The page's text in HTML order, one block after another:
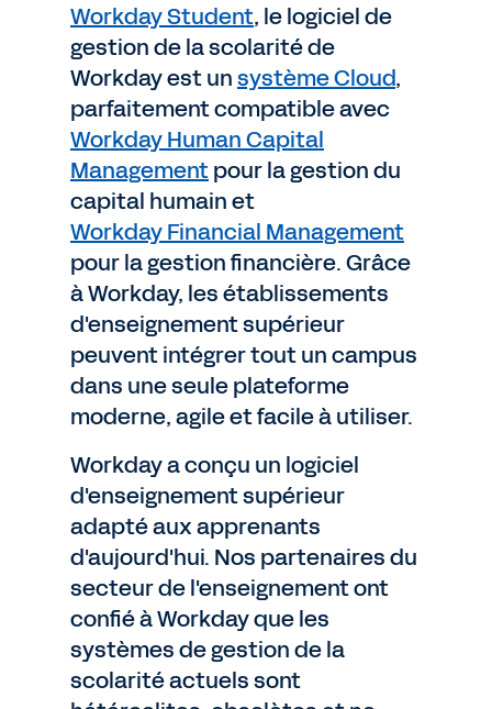
Workday Student, le logiciel de
gestion de la scolarité de
Workday est unsystème Cloud,
parfaitement compatible avec
Workday Human Capital
Managementpour la gestion du
capital humain et
Workday Financial Management
pour la gestion financière. Grâce
à Workday, les établissements
d'enseignement supérieur
peuvent intégrer tout un campus
dans une seule plateforme
moderne, agile et facile à utiliser.
Workday a conçu un logiciel
d'enseignement supérieur
adapté aux apprenants
d'aujourd'hui. Nos partenaires du
secteur de l'enseignement ont
confié à Workday que les
systèmes de gestion de la
scolarité actuels sont